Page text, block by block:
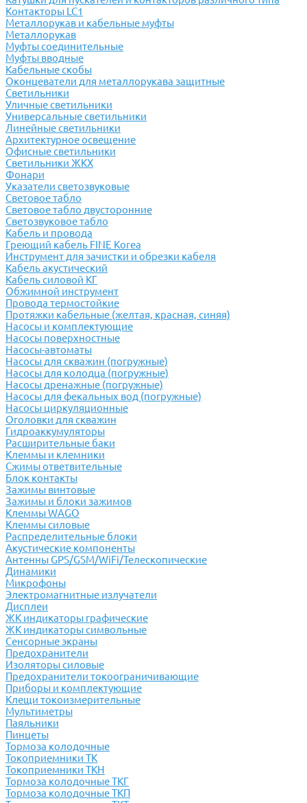
Контакторы LC1
Металлорукав и кабельные муфты
Металлорукав
Муфты соединительные
Муфты вводные
Кабельные скобы
Оконцеватели для металлорукава защитные
Светильники
Уличные светильники
Универсальные светильники
Линейные светильники
Архитектурное освещение
Офисные светильники
Светильники ЖКХ
Фонари
Указатели светозвуковые
Световое табло
Световое табло двусторонние
Светозвуковое табло
Кабель и провода
Греющий кабель FINE Korea
Инструмент для зачистки и обрезки кабеля
Кабель акустический
Кабель силовой КГ
Обжимной инструмент
Провода термостойкие
Протяжки кабельные (желтая, красная, синяя)
Насосы и комплектующие
Насосы поверхностные
Насосы-автоматы
Насосы для скважин (погружные)
Насосы для колодца (погружные)
Насосы дренажные (погружные)
Насосы для фекальных вод (погружные)
Насосы циркуляционные
Оголовки для скважин
Гидроаккумуляторы
Расширительные баки
Клеммы и клемники
Cжимы ответвительные
Блок контакты
Зажимы винтовые
Зажимы и блоки зажимов
Клеммы WAGO
Клеммы силовые
Распределительные блоки
Акустические компоненты
Антенны GPS/GSM/WiFi/Телескопические
Динамики
Микрофоны
Электромагнитные излучатели
Дисплеи
ЖК индикаторы графические
ЖК индикаторы символьные
Сенсорные экраны
Предохранители
Изоляторы силовые
Предохранители токоограничивающие
Приборы и комплектующие
Клещи токоизмерительные
Мультиметры
Паяльники
Пинцеты
Тормоза колодочные
Токоприемники ТК
Токоприемники ТКН
Тормоза колодочные ТКГ
Тормоза колодочные ТКП